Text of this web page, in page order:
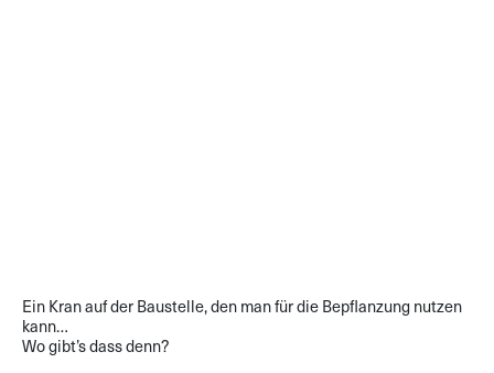
Ein Kran auf der Baustelle, den man für die Bepflanzung nutzen
kann…
Wo gibt’s dass denn?